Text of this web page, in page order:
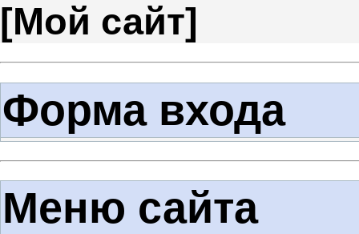
[Мой сайт]
Форма входа
Меню сайта